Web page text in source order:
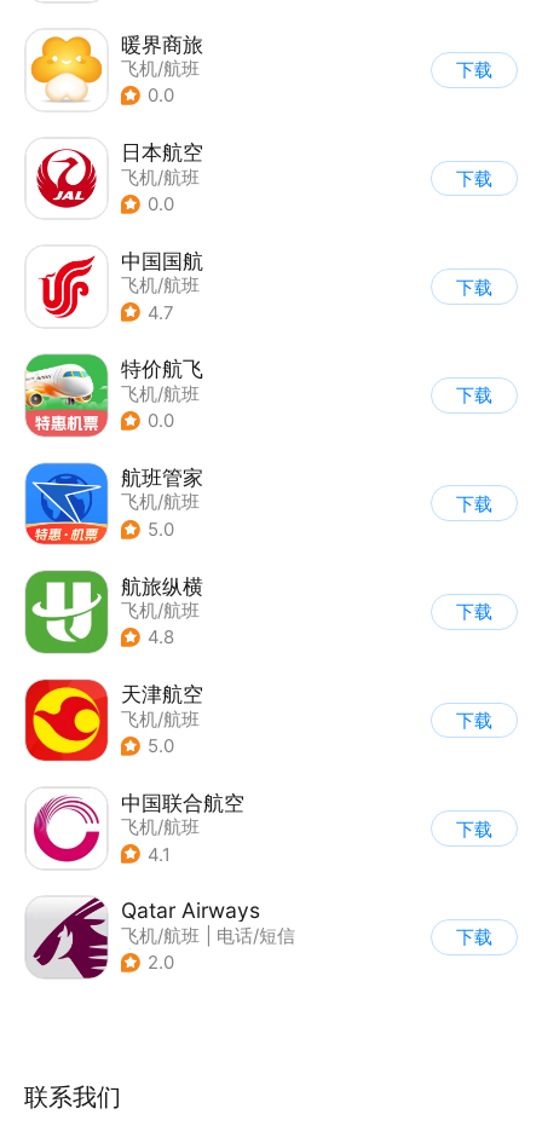
暖界商旅
飞机/航班
0.0
下载
日本航空
飞机/航班
0.0
下载
中国国航
飞机/航班
4.7
下载
特价航飞
飞机/航班
0.0
下载
航班管家
飞机/航班
5.0
下载
航旅纵横
飞机/航班
4.8
下载
天津航空
飞机/航班
5.0
下载
中国联合航空
飞机/航班
4.1
下载
Qatar Airways
飞机/航班
电话/短信
| 综合服务
2.0
下载
联系我们